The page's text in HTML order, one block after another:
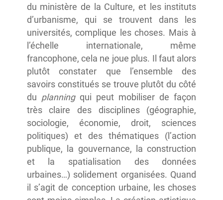
du ministère de la Culture, et les instituts
d’urbanisme, qui se trouvent dans les
universités, complique les choses. Mais à
l’échelle internationale, même
francophone, cela ne joue plus. Il faut alors
plutôt constater que l’ensemble des
savoirs constitués se trouve plutôt du côté
du planningqui peut mobiliser de façon
très claire des disciplines (géographie,
sociologie, économie, droit, sciences
politiques) et des thématiques (l’action
publique, la gouvernance, la construction
et la spatialisation des données
urbaines…) solidement organisées. Quand
il s’agit de conception urbaine, les choses